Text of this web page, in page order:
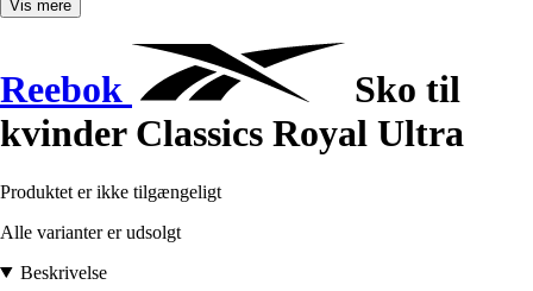
Vis mere
Reebok
Sko til
kvinder Classics Royal Ultra
Produktet er ikke tilgængeligt
Alle varianter er udsolgt
Beskrivelse